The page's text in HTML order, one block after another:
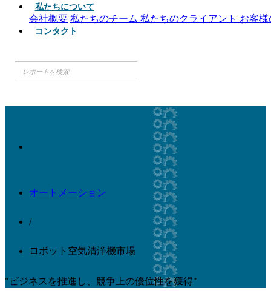
私たちについて
会社概要 私たちのチーム 私たちのクライアント お客
コンタクト
オートメーション
/
ロボット空気清浄機市場
"ビジネスを推進し、競争上の優位性を獲得"